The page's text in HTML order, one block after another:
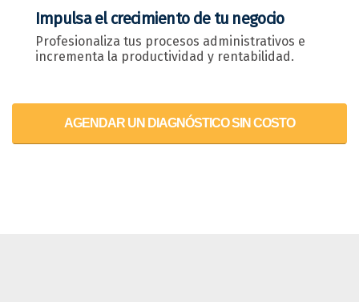
Impulsa el crecimiento de tu negocio
Profesionaliza tus procesos administrativos e
incrementa la productividad y rentabilidad.
AGENDAR UN DIAGNÓSTICO SIN COSTO